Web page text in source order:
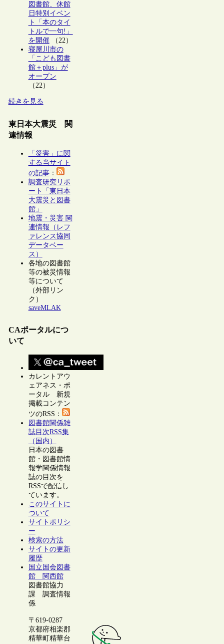
図書館、休館
日特別イベン
ト「本のタイ
トルで一句!」
を開催（22）
寝屋川市の
「こども図書
館＋plus」が
オープン
（22）
続きを見る
東日本大震災 関
連情報
「災害」に関
する当サイト
の記事：
調査研究リポ
ート「東日本
大震災と図書
館」
地震・災害 関
連情報（レフ
ァレンス協同
データベー
ス）
各地の図書館
等の被災情報
等について
（外部リン
ク）
saveMLAK
CAポータルにつ
いて
カレントアウ
ェアネス・ポ
ータル 新規
掲載コンテン
ツのRSS：
図書館関係雑
誌目次RSS集
（国内）
日本の図書
館・図書館情
報学関係情報
誌の目次を
RSSで配信し
ています。
このサイトに
ついて
サイトポリシ
ー
検索の方法
サイトの更新
履歴
国立国会図書
館 関西館
図書館協力
課 調査情報
係
〒619-0287
京都府相楽郡
精華町精華台